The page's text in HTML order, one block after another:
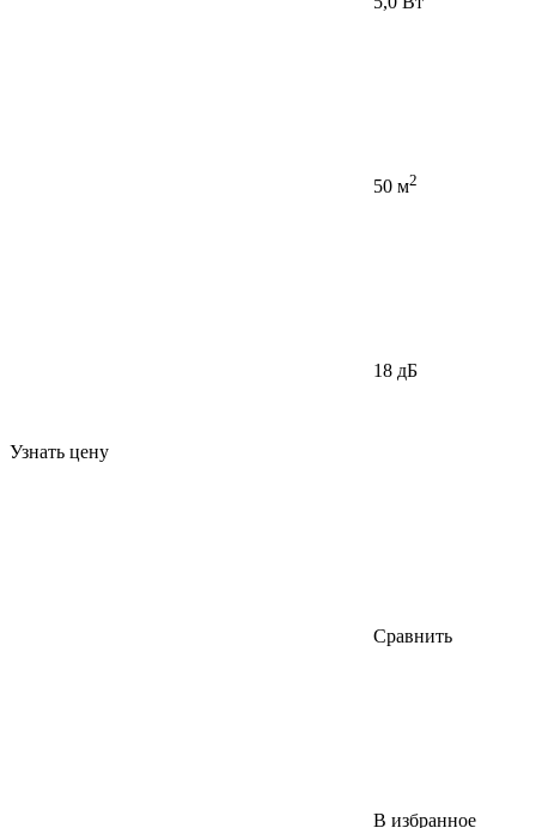
50 м2
18 дБ
Узнать цену
Сравнить
В избранное